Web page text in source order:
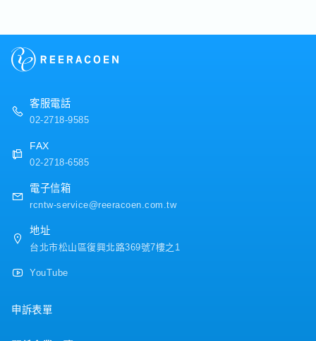
會議等）
【公司福利】
・年終獎金（*視公司營運而定，過往平均1~2個月）
・勞退提撥、員工團體保險
・每月通勤津貼 ( 上限2,000，實支實付 )
・颱風出勤津貼
・定期健康檢查（可申請公假及交通費）
・婚喪喜慶補助
客服電話
02-2718-9585
FAX
02-2718-6585
電子信箱
rcntw-service@reeracoen.com.tw
地址
台北市松山區復興北路369號7樓之1
YouTube
申訴表單